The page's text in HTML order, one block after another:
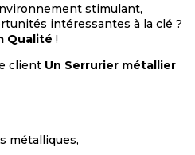
stimulant,
intéressantes à la clé ?
Qualité !
client Un Serrurier métallier
métalliques,